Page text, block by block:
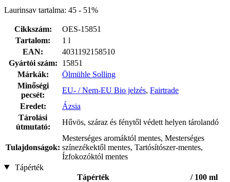
Laurinsav tartalma: 45 - 51%
Cikkszám:
OES-15851
Tartalom:
1 l
EAN:
4031192158510
Gyártói szám:
15851
Márkák:
Ölmühle Solling
Minőségi
pecsét:
EU- / Nem-EU Bio jelzés, Fairtrade
Eredet:
Ázsia
Tárolási
útmutató:
Hűvös, száraz és fénytől védett helyen tárolandó
Tulajdonságok:
Mesterséges aromáktól mentes, Mesterséges
színezékektől mentes, Tartósítószer-mentes,
Ízfokozóktól mentes
Tápérték
Tápérték
/ 100 ml